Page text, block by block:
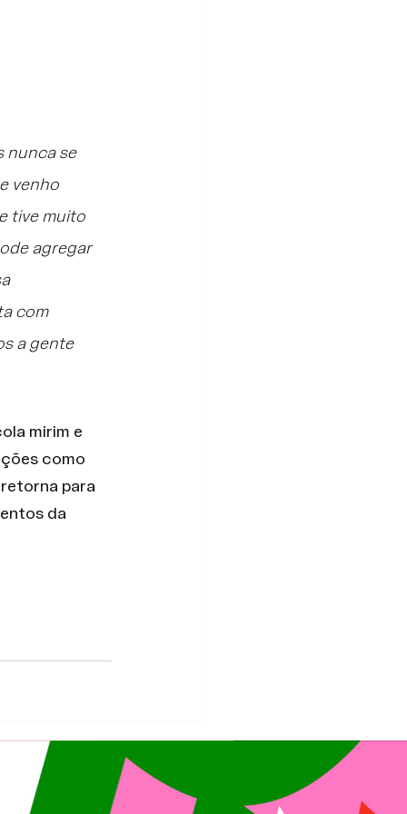
nunca se
venho
tive muito
agregar
com
a gente
mirim e
como
para
da